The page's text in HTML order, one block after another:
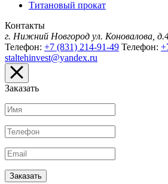
Титановый прокат
Контакты
г. Нижний Новгород ул. Коновалова,
Телефон: +7 (831) 214-91-49 Телефон:
staltehinvest@yandex.ru
Заказать